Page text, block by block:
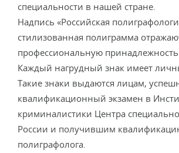
специальности в нашей стране.
Надпись «Российская
стилизованная полиграмма
профессиональную принадлежность
Каждый нагрудный знак имеет
Такие знаки выдаются лицам,
квалификационный экзамен в
криминалистики Центра
России и получившим
полиграфолога.